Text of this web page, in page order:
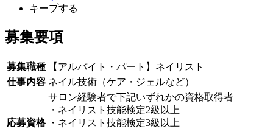
キープする
募集要項
募集職種
【アルバイト・パート】ネイリスト
仕事内容 ネイル技術（ケア・ジェルなど）
応募資格
サロン経験者で下記いずれかの資格取得者
・ネイリスト技能検定2級以上
・ネイリスト技能検定3級以上